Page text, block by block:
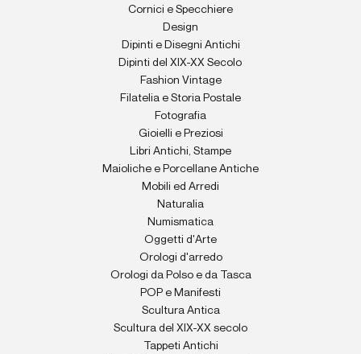
Cornici e Specchiere
Design
Dipinti e Disegni Antichi
Dipinti del XIX-XX Secolo
Fashion Vintage
Filatelia e Storia Postale
Fotografia
Gioielli e Preziosi
Libri Antichi, Stampe
Maioliche e Porcellane Antiche
Mobili ed Arredi
Naturalia
Numismatica
Oggetti d'Arte
Orologi d'arredo
Orologi da Polso e da Tasca
POP e Manifesti
Scultura Antica
Scultura del XIX-XX secolo
Tappeti Antichi